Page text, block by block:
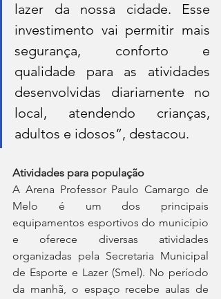
lazer da nossa cidade. Esse
investimento vai permitir mais
segurança, conforto e
qualidade para as atividades
desenvolvidas diariamente no
local, atendendo crianças,
adultos e idosos”, destacou.
Atividades para população
A Arena Professor Paulo Camargo de
Melo é um dos principais
equipamentos esportivos do município
e oferece diversas atividades
organizadas pela Secretaria Municipal
de Esporte e Lazer (Smel). No período
da manhã, o espaço recebe aulas de